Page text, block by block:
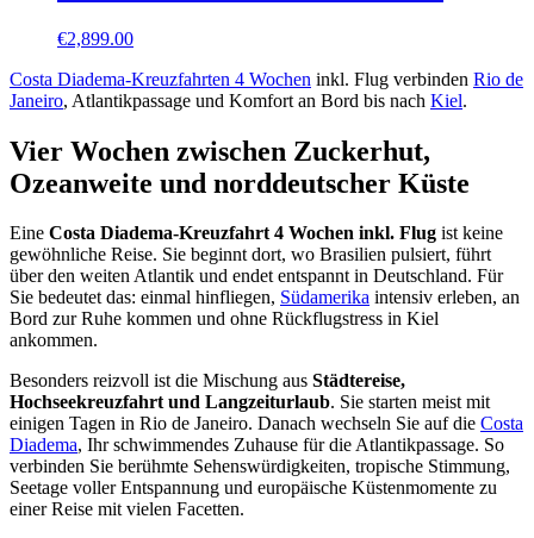
€2,899.00
Costa Diadema-Kreuzfahrten 4 Wochen inkl. Flug verbinden Rio de
Janeiro, Atlantikpassage und Komfort an Bord bis nach Kiel.
Vier Wochen zwischen Zuckerhut,
Ozeanweite und norddeutscher Küste
Eine Costa Diadema-Kreuzfahrt 4 Wochen inkl. Flug ist keine
gewöhnliche Reise. Sie beginnt dort, wo Brasilien pulsiert, führt
über den weiten Atlantik und endet entspannt in Deutschland. Für
Sie bedeutet das: einmal hinfliegen, Südamerika intensiv erleben, an
Bord zur Ruhe kommen und ohne Rückflugstress in Kiel
ankommen.
Besonders reizvoll ist die Mischung aus Städtereise,
Hochseekreuzfahrt und Langzeiturlaub. Sie starten meist mit
einigen Tagen in Rio de Janeiro. Danach wechseln Sie auf die Costa
Diadema, Ihr schwimmendes Zuhause für die Atlantikpassage. So
verbinden Sie berühmte Sehenswürdigkeiten, tropische Stimmung,
Seetage voller Entspannung und europäische Küstenmomente zu
einer Reise mit vielen Facetten.